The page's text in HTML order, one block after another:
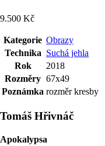
9.500 Kč
Kategorie Obrazy
Technika Suchá jehla
Rok
2018
Rozměry 67x49
Poznámka rozměr kresby
Tomáš Hřivnáč
Apokalypsa